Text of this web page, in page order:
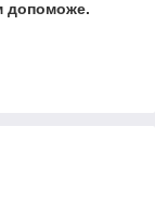
допоможе.